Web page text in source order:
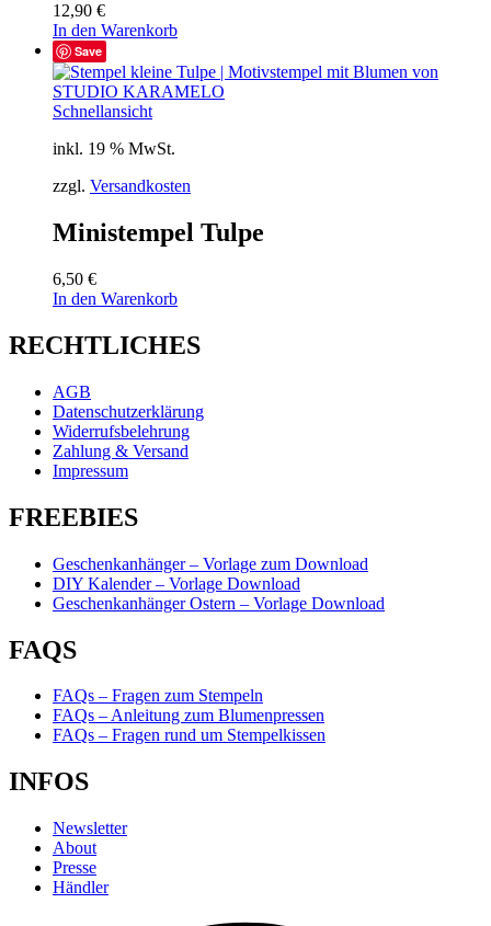
12,90 €
In den Warenkorb
Save
Schnellansicht
inkl. 19 % MwSt.
zzgl. Versandkosten
Ministempel Tulpe
6,50 €
In den Warenkorb
RECHTLICHES
AGB
Datenschutzerklärung
Widerrufsbelehrung
Zahlung & Versand
Impressum
FREEBIES
Geschenkanhänger – Vorlage zum Download
DIY Kalender – Vorlage Download
Geschenkanhänger Ostern – Vorlage Download
FAQS
FAQs – Fragen zum Stempeln
FAQs – Anleitung zum Blumenpressen
FAQs – Fragen rund um Stempelkissen
INFOS
Newsletter
About
Presse
Händler